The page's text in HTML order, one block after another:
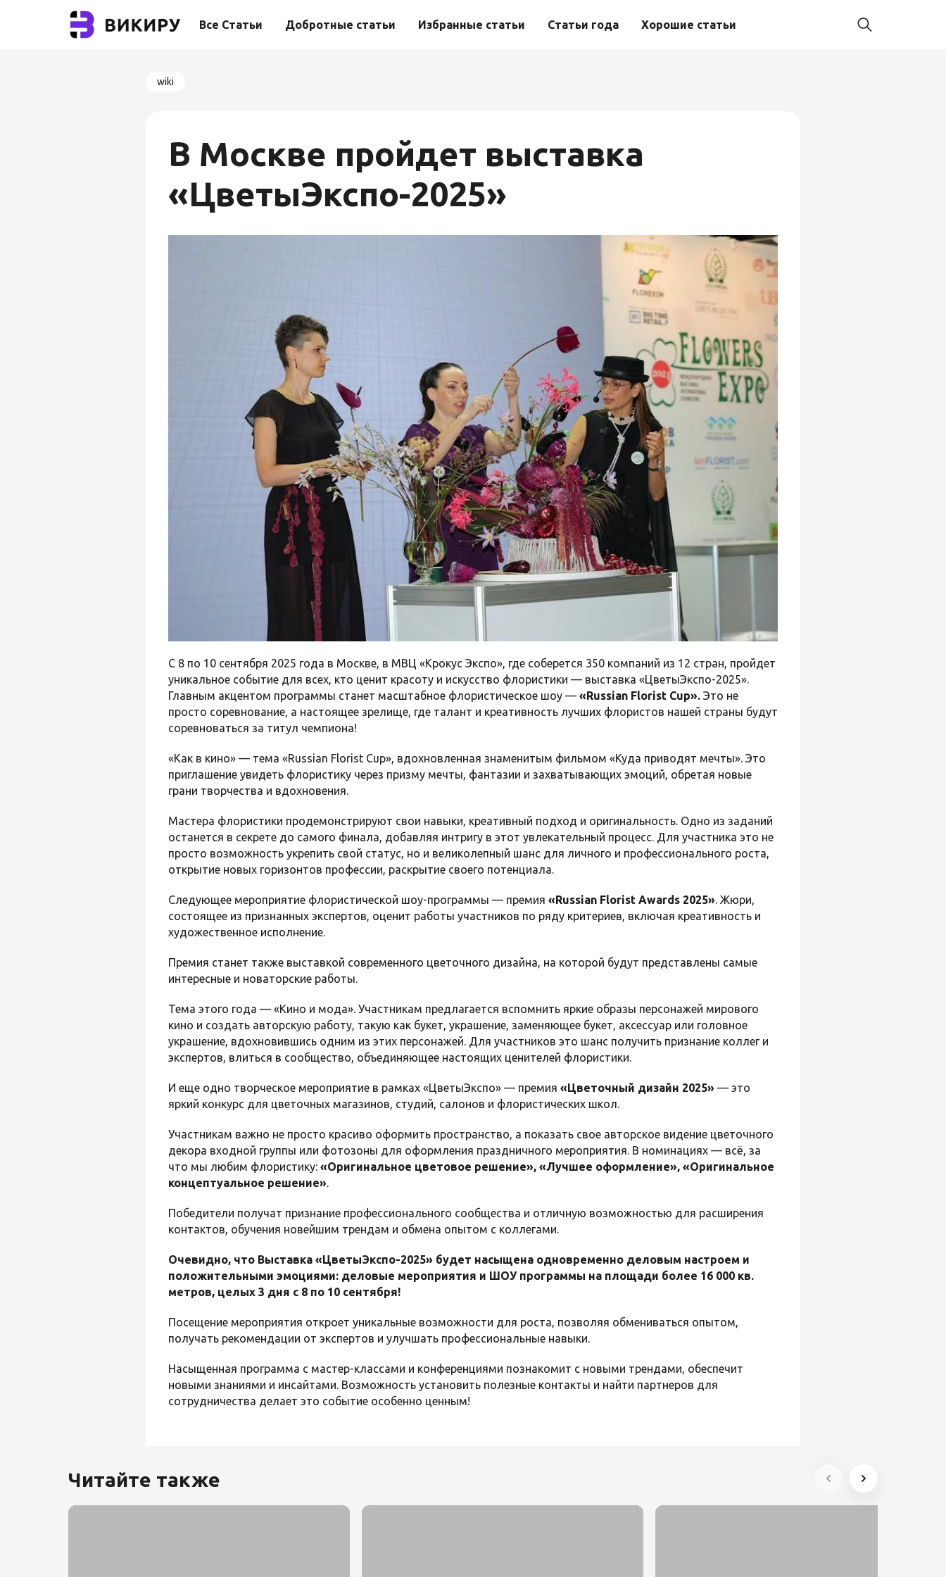
Все Статьи Добротные статьи Избранные статьи Статьи года Хорошие статьи
wiki
В Москве пройдет выставка
«ЦветыЭкспо-2025»
С 8 по 10 сентября 2025 года в Москве, в МВЦ «Крокус Экспо», где соберется 350 компаний из 12 стран, пройдет
уникальное событие для всех, кто ценит красоту и искусство флористики — выставка «ЦветыЭкспо-2025».
Главным акцентом программы станет масштабное флористическое шоу — «Russian Florist Cup». Это не
просто соревнование, а настоящее зрелище, где талант и креативность лучших флористов нашей страны будут
соревноваться за титул чемпиона!
«Как в кино» — тема «Russian Florist Cup», вдохновленная знаменитым фильмом «Куда приводят мечты». Это
приглашение увидеть флористику через призму мечты, фантазии и захватывающих эмоций, обретая новые
грани творчества и вдохновения.
Мастера флористики продемонстрируют свои навыки, креативный подход и оригинальность. Одно из заданий
останется в секрете до самого финала, добавляя интригу в этот увлекательный процесс. Для участника это не
просто возможность укрепить свой статус, но и великолепный шанс для личного и профессионального роста,
открытие новых горизонтов профессии, раскрытие своего потенциала.
Следующее мероприятие флористической шоу-программы — премия «Russian Florist Awards 2025». Жюри,
состоящее из признанных экспертов, оценит работы участников по ряду критериев, включая креативность и
художественное исполнение.
Премия станет также выставкой современного цветочного дизайна, на которой будут представлены самые
интересные и новаторские работы.
Тема этого года — «Кино и мода». Участникам предлагается вспомнить яркие образы персонажей мирового
кино и создать авторскую работу, такую как букет, украшение, заменяющее букет, аксессуар или головное
украшение, вдохновившись одним из этих персонажей. Для участников это шанс получить признание коллег и
экспертов, влиться в сообщество, объединяющее настоящих ценителей флористики.
И еще одно творческое мероприятие в рамках «ЦветыЭкспо» — премия «Цветочный дизайн 2025» — это
яркий конкурс для цветочных магазинов, студий, салонов и флористических школ.
Участникам важно не просто красиво оформить пространство, а показать свое авторское видение цветочного
декора входной группы или фотозоны для оформления праздничного мероприятия. В номинациях — всё, за
что мы любим флористику: «Оригинальное цветовое решение», «Лучшее оформление», «Оригинальное
концептуальное решение».
Победители получат признание профессионального сообщества и отличную возможностью для расширения
контактов, обучения новейшим трендам и обмена опытом с коллегами.
Очевидно, что Выставка «ЦветыЭкспо-2025» будет насыщена одновременно деловым настроем и
положительными эмоциями: деловые мероприятия и ШОУ программы на площади более 16 000 кв.
метров, целых 3 дня с 8 по 10 сентября!
Посещение мероприятия откроет уникальные возможности для роста, позволяя обмениваться опытом,
получать рекомендации от экспертов и улучшать профессиональные навыки.
Насыщенная программа с мастер-классами и конференциями познакомит с новыми трендами, обеспечит
новыми знаниями и инсайтами. Возможность установить полезные контакты и найти партнеров для
сотрудничества делает это событие особенно ценным!
Читайте также